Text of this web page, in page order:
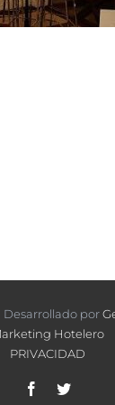
por
Hotelero
PRIVACIDAD
FacebookTwitter